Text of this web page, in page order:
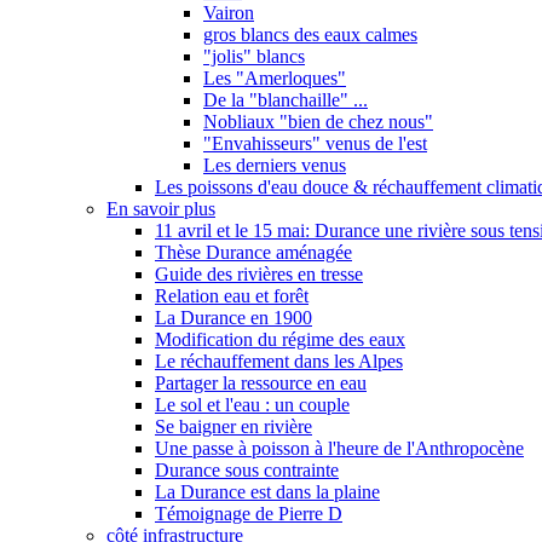
Vairon
gros blancs des eaux calmes
"jolis" blancs
Les "Amerloques"
De la "blanchaille" ...
Nobliaux "bien de chez nous"
"Envahisseurs" venus de l'est
Les derniers venus
Les poissons d'eau douce & réchauffement
En savoir plus
11 avril et le 15 mai: Durance une rivière sous
Thèse Durance aménagée
Guide des rivières en tresse
Relation eau et forêt
La Durance en 1900
Modification du régime des eaux
Le réchauffement dans les Alpes
Partager la ressource en eau
Le sol et l'eau : un couple
Se baigner en rivière
Une passe à poisson à l'heure de l'Anthropocène
Durance sous contrainte
La Durance est dans la plaine
Témoignage de Pierre D
côté infrastructure